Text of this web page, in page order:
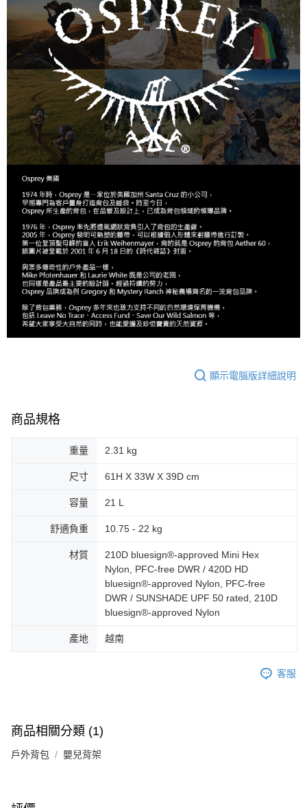
顯示電腦版詳細說明
商品規格
重量 2.31 kg
尺寸 61H X 33W X 39D cm
容量 21 L
舒適負重 10.75 - 22 kg
材質
210D bluesign®-approved Mini Hex
Nylon, PFC-free DWR / 420D HD
bluesign®-approved Nylon, PFC-free
DWR / SUNSHADE UPF 50 rated, 210D
bluesign®-approved Nylon
產地 越南
客服
商品相關分類 (1)
戶外背包 嬰兒背架